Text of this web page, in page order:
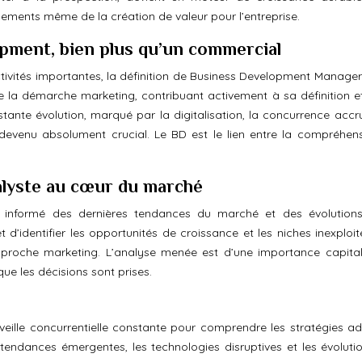
même de la création de valeur pour l’entreprise.
bien plus qu’un commercial
importantes, la définition de Business Development
la démarche marketing, contribuant activement à sa définition
évolution, marqué par la digitalisation, la concurrence
absolument crucial. Le BD est le lien entre la
au cœur du marché
des dernières tendances du marché et des
d’identifier les opportunités de croissance et les niches
marketing. L’analyse menée est d’une importance
les décisions sont prises.
concurrentielle constante pour comprendre les stratégies
émergentes, les technologies disruptives et les